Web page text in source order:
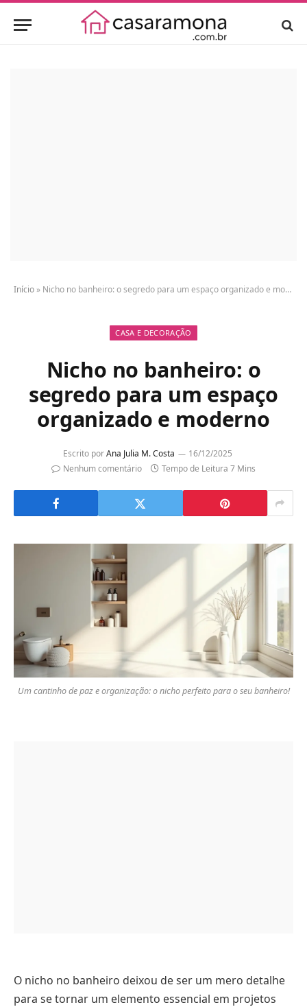
Início » Nicho no banheiro: o segredo para um espaço organizado e moderno
CASA E DECORAÇÃO
Nicho no banheiro: o
segredo para um espaço
organizado e moderno
Escrito por Ana Julia M. Costa
16/12/2025
Nenhum comentário
Tempo de Leitura 7 Mins
Um cantinho de paz e organização: o nicho perfeito para o seu banheiro!
O nicho no banheiro deixou de ser um mero detalhe
para se tornar um elemento essencial em projetos